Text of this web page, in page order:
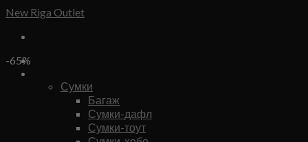
Skip
content
New Riga Outlet
Сумки
Багаж
Сумки-дафл
Сумки-тоут
-65%